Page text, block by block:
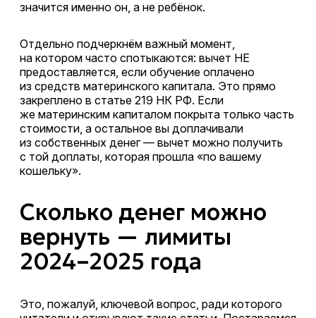
значится именно он, а не ребёнок.
Отдельно подчеркнём важный момент,
на котором часто спотыкаются: вычет НЕ
предоставляется, если обучение оплачено
из средств материнского капитала. Это прямо
закреплено в статье 219 НК РФ. Если
же материнским капиталом покрыта только часть
стоимости, а остальное вы доплачивали
из собственных денег — вычет можно получить
с той доплаты, которая прошла «по вашему
кошельку».
Сколько денег можно
вернуть — лимиты
2024–2025 года
Это, пожалуй, ключевой вопрос, ради которого